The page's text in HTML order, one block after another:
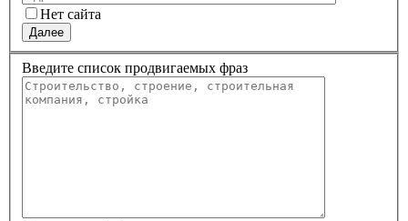
Нет сайта
Далее
Введите список продвигаемых фраз